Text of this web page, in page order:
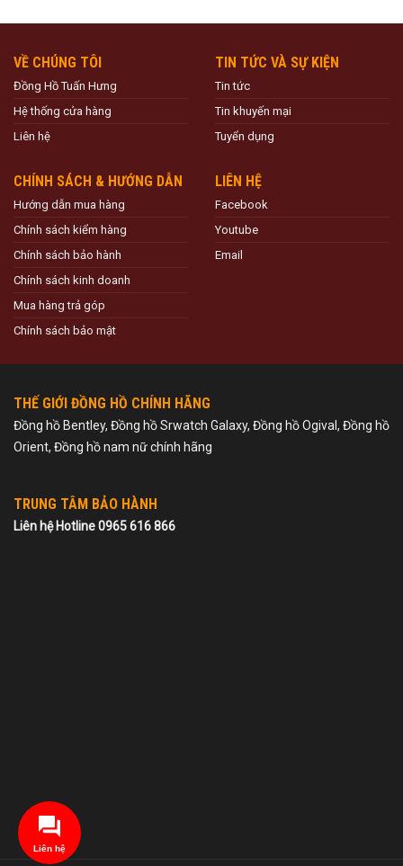
VỀ CHÚNG TÔI
Đồng Hồ Tuấn Hưng
Hệ thống cửa hàng
Liên hệ
TIN TỨC VÀ SỰ KIỆN
Tin tức
Tin khuyến mại
Tuyển dụng
CHÍNH SÁCH & HƯỚNG DẪN
Hướng dẫn mua hàng
Chính sách kiểm hàng
Chính sách bảo hành
Chính sách kinh doanh
Mua hàng trả góp
Chính sách bảo mật
LIÊN HỆ
Facebook
Youtube
Email
THẾ GIỚI ĐỒNG HỒ CHÍNH HÃNG
Đồng hồ Bentley, Đồng hồ Srwatch Galaxy, Đồng hồ Ogival, Đồng hồ
Orient, Đồng hồ nam nữ chính hãng
TRUNG TÂM BẢO HÀNH
Liên hệ Hotline 0965 616 866
Liên hệ